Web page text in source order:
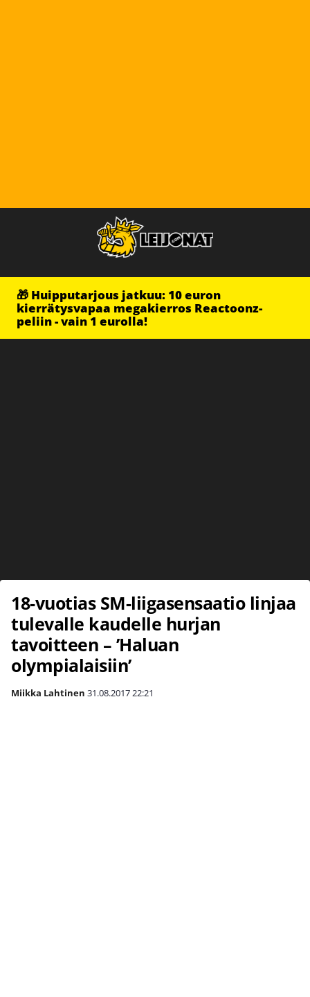
🎁 Huipputarjous jatkuu: 10 euron
kierrätysvapaa megakierros Reactoonz-
peliin - vain 1 eurolla!
18-vuotias SM-liigasensaatio linjaa
tulevalle kaudelle hurjan
tavoitteen – ’Haluan
olympialaisiin’
Miikka Lahtinen 31.08.201722:21